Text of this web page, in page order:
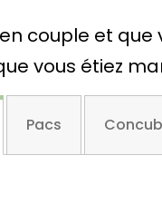
en couple et
vous étiez
Pacs